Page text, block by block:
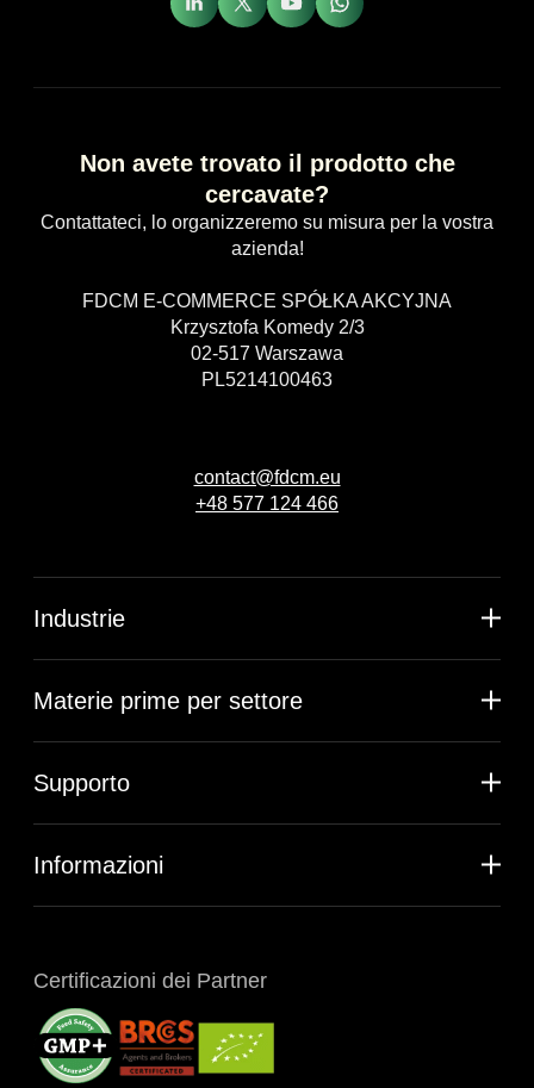
Non avete trovato il prodotto che
cercavate?
Contattateci, lo organizzeremo su misura per la vostra
azienda!
FDCM E-COMMERCE SPÓŁKA AKCYJNA
Krzysztofa Komedy 2/3
02-517 Warszawa
PL5214100463
contact@fdcm.eu
+48 577 124 466
Industrie
Materie prime per settore
Supporto
Informazioni
Certificazioni dei Partner